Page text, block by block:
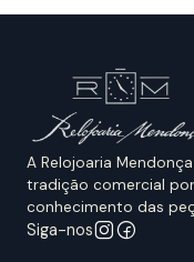
A Relojoaria
tradição comercial
conhecimento das
Siga-nos